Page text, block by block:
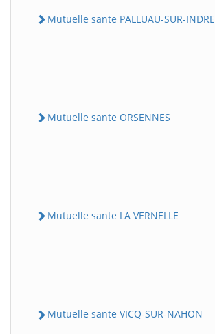
Mutuelle sante PALLUAU-SUR-INDRE
Mutuelle sante ORSENNES
Mutuelle sante LA VERNELLE
Mutuelle sante VICQ-SUR-NAHON